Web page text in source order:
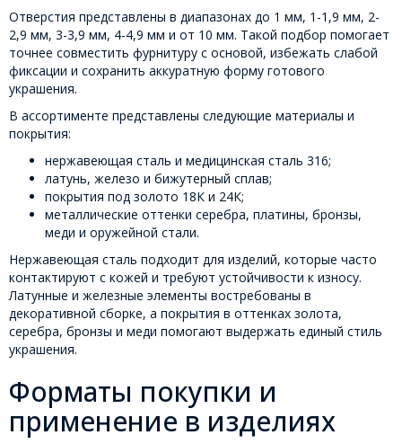
Отверстия представлены в диапазонах до 1 мм, 1-1,9 мм, 2-
2,9 мм, 3-3,9 мм, 4-4,9 мм и от 10 мм. Такой подбор помогает
точнее совместить фурнитуру с основой, избежать слабой
фиксации и сохранить аккуратную форму готового
украшения.
В ассортименте представлены следующие материалы и
покрытия:
нержавеющая сталь и медицинская сталь 316;
латунь, железо и бижутерный сплав;
покрытия под золото 18К и 24К;
металлические оттенки серебра, платины, бронзы,
меди и оружейной стали.
Нержавеющая сталь подходит для изделий, которые часто
контактируют с кожей и требуют устойчивости к износу.
Латунные и железные элементы востребованы в
декоративной сборке, а покрытия в оттенках золота,
серебра, бронзы и меди помогают выдержать единый стиль
украшения.
Форматы покупки и
применение в изделиях